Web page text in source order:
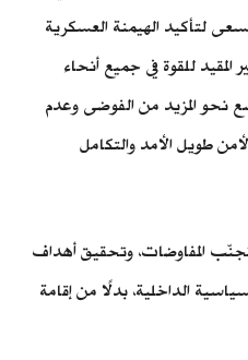
لتأكيد الهيمنة العسكرية
للقوة في جميع أنحاء
نحو المزيد من الفوضى وعدم
طويل الأمد والتكامل
المفاوضات، وتحقيق أهداف
الداخلية، بدلًا من إقامة